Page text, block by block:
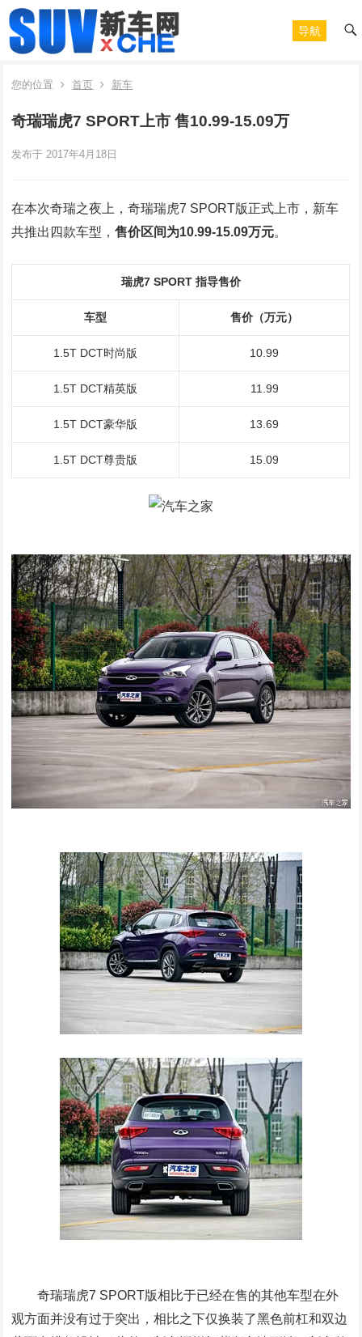
导航
您的位置 首页 新车
奇瑞瑞虎7 SPORT上市 售10.99-15.09万
发布于 2017年4月18日
在本次奇瑞之夜上，奇瑞瑞虎7 SPORT版正式上市，新车
共推出四款车型，售价区间为10.99-15.09万元。
瑞虎7 SPORT 指导售价
车型 售价（万元）
1.5T DCT时尚版 10.99
1.5T DCT精英版 11.99
1.5T DCT豪华版 13.69
1.5T DCT尊贵版 15.09
奇瑞瑞虎7 SPORT版相比于已经在售的其他车型在外
观方面并没有过于突出，相比之下仅换装了黑色前杠和双边